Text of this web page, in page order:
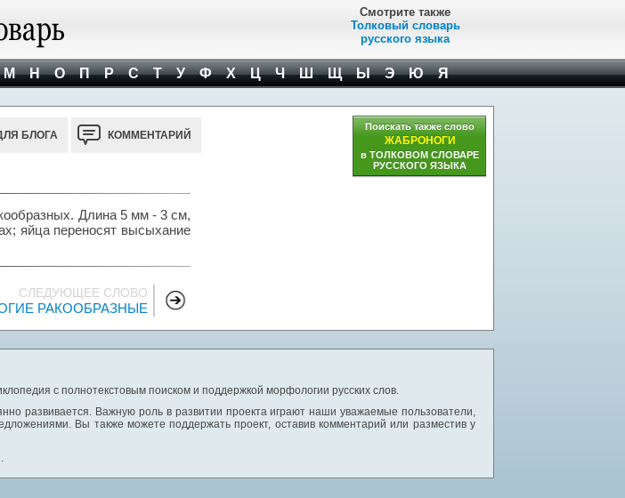
Смотрите также
Толковый словарь
русского языка
М Н О П Р С Т У Ф Х Ц Ч Ш Щ Ы Э Ю Я
БЛОГА КОММЕНТАРИЙ
Длина 5 мм - 3 см,
яйца переносят высыхание
СЛЕДУЮЩЕЕ СЛОВО
РАКООБРАЗНЫЕ
Поискать также слово
ЖАБРОНОГИ
в ТОЛКОВОМ СЛОВАРЕ
РУССКОГО ЯЗЫКА
с полнотекстовым поиском и поддержкой морфологии русских слов.
развивается. Важную роль в развитии проекта играют наши уважаемые пользователи,
Вы также можете поддержать проект, оставив комментарий или разместив у